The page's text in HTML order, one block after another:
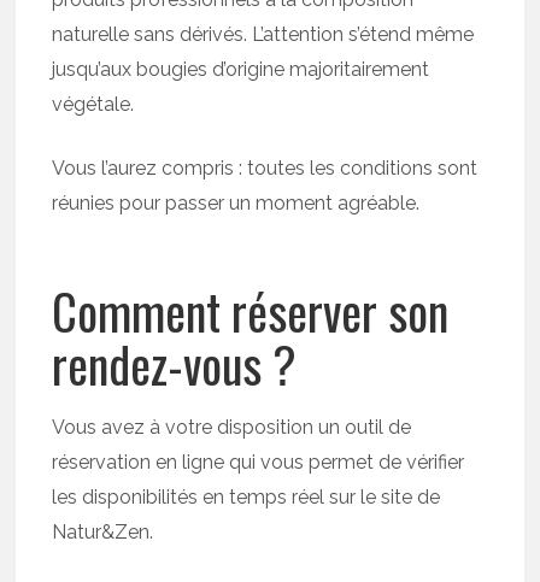
naturelle sans dérivés. L’attention s’étend même
jusqu’aux bougies d’origine majoritairement
végétale.
Vous l’aurez compris : toutes les conditions sont
réunies pour passer un moment agréable.
Comment réserver son
rendez-vous ?
Vous avez à votre disposition un outil de
réservation en ligne qui vous permet de vérifier
les disponibilités en temps réel sur le site de
Natur&Zen.